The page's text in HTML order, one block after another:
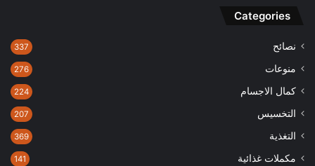
Categories
نصائح 337
منوعات 276
كمال الاجسام 224
التخسيس 207
التغذية 369
مكملات غذائية 141